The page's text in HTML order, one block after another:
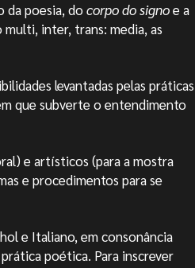
da poesia, docorpo do signoe a
inter, trans: media, as
levantadas pelas práticas
que subverte o entendimento
e artísticos (para a mostra
e procedimentos para se
e Italiano, em consonância
poética. Para inscrever